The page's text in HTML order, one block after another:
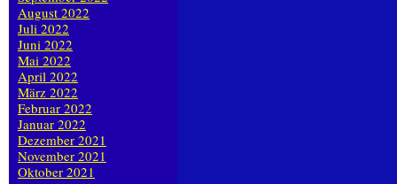
August 2022
Juli 2022
Juni 2022
Mai 2022
April 2022
März 2022
Februar 2022
Januar 2022
Dezember 2021
November 2021
Oktober 2021